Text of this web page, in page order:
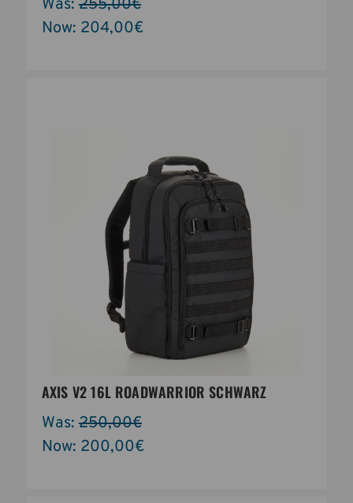
Was: 255,00€
Now: 204,00€
AXIS V2 16L ROADWARRIOR SCHWARZ
Was: 250,00€
Now: 200,00€